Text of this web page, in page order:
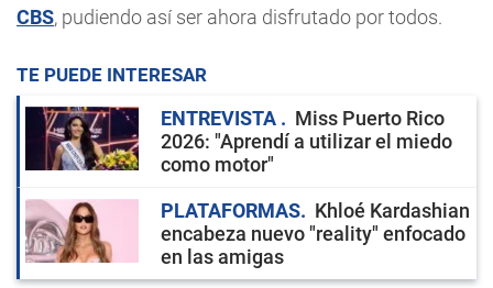
CBS, pudiendo así ser ahora disfrutado por todos.
TE PUEDE INTERESAR
ENTREVISTA
Miss Puerto Rico
2026: "Aprendí a utilizar el miedo
como motor"
PLATAFORMAS
Khloé Kardashian
encabeza nuevo "reality" enfocado
en las amigas